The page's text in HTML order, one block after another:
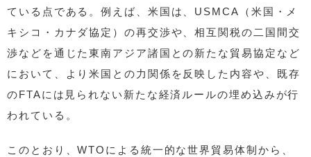
ている点である。例えば、米国は、USMCA（米国・メ
キシコ・カナダ協定）の再交渉や、相互関税の二国間交
渉などを通じた東南アジア諸国との新たな貿易協定など
において、より米国との力関係を反映した内容や、既存
のFTAには見られない新たな経済ルールの埋め込みが行
われている。
このとおり、WTOによる統一的な世界貿易体制から、